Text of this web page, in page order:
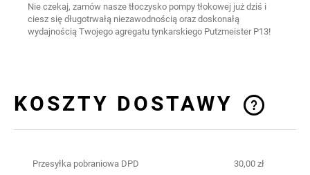
Nie czekaj, zamów nasze tłoczysko pompy tłokowej już dziś i
ciesz się długotrwałą niezawodnością oraz doskonałą
wydajnością Twojego agregatu tynkarskiego Putzmeister P13!
KOSZTY DOSTAWY
CENA NIE ZAWIERA EWENTUALNYCH
KOSZTÓW PŁATNOŚCI
Przesyłka pobraniowa DPD 30,00 zł